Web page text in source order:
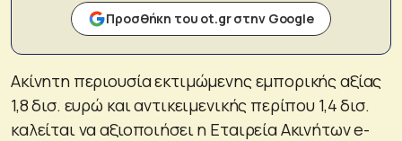
Προσθήκη του ot.gr στην Google
Ακίνητη περιουσία εκτιμώμενης εμπορικής αξίας
1,8 δισ. ευρώ και αντικειμενικής περίπου 1,4 δισ.
καλείται να αξιοποιήσει η Εταιρεία Ακινήτων e-